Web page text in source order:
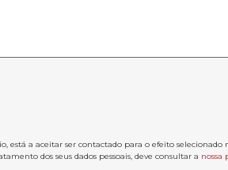
está a aceitar ser contactado para o efeito selecionado
dos seus dados pessoais, deve consultar a nossa